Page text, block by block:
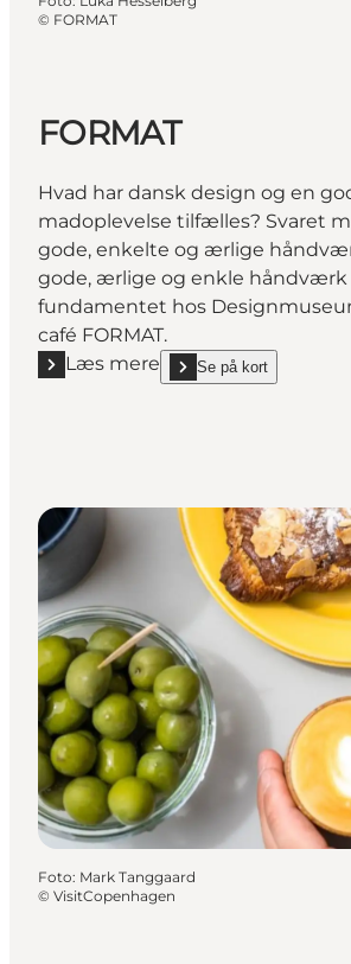
© FORMAT
FORMAT
Hvad har dansk design og en
madoplevelse tilfælles? Svaret
gode, enkelte og ærlige
gode, ærlige og enkle håndværk
fundamentet hos
café FORMAT.
Læs mere
Læs mere "FORMAT"Se på kort
show FORMAT on_map
Foto: Mark Tanggaard
© VisitCopenhagen